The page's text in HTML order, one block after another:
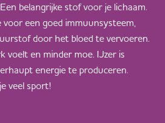
belangrijke stof voor je lichaam.
een goed immuunsysteem,
door het bloed te vervoeren.
voelt en minder moe. IJzer is
energie te produceren.
veel sport!